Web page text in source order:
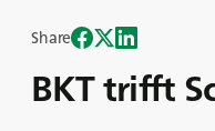
BKT trifft
Share